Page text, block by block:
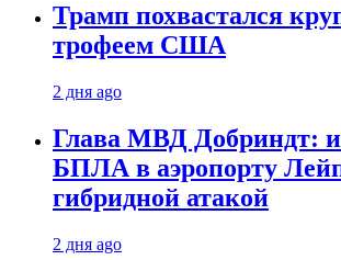
Трамп похвастался
трофеем США
2 дня ago
Глава МВД Добриндт:
БПЛА в аэропорту
гибридной атакой
2 дня ago